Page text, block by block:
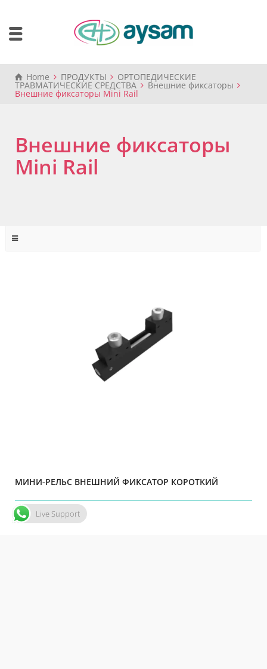
Home ПРОДУКТЫ ОРТОПЕДИЧЕСКИЕ
ТРАВМАТИЧЕСКИЕ СРЕДСТВА Внешние фиксаторы
Внешние фиксаторы Mini Rail
Внешние фиксаторы
Mini Rail
МИНИ-РЕЛЬС ВНЕШНИЙ ФИКСАТОР КОРОТКИЙ
Подробности
Live Support